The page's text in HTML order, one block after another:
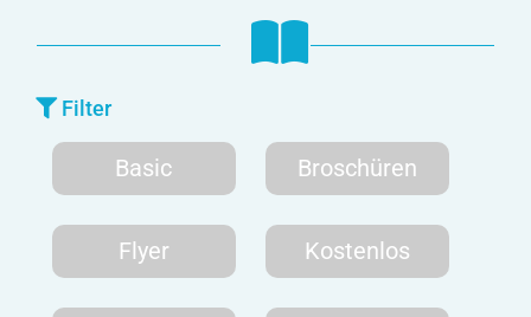
Filter
Basic Broschüren
Flyer Kostenlos